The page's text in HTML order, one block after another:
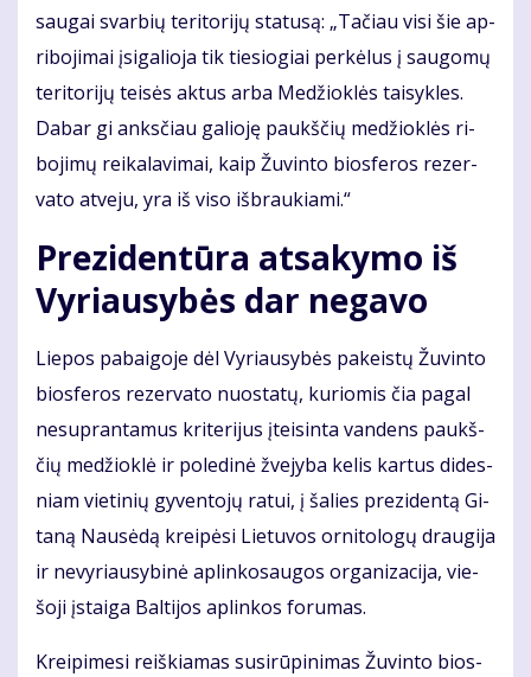
sau­gai svar­bių te­ri­to­ri­jų sta­tu­są: „Ta­čiau vi­si šie ap­
ri­bo­ji­mai įsi­ga­lio­ja tik tie­sio­giai per­kė­lus į sau­go­mų
te­ri­to­ri­jų tei­sės ak­tus ar­ba Me­džiok­lės tai­syk­les.
Da­bar gi anks­čiau ga­lio­ję paukš­čių me­džiok­lės ri­
bo­ji­mų rei­ka­la­vi­mai, kaip Žu­vin­to bios­fe­ros re­zer­
va­to at­ve­ju, yra iš vi­so iš­brau­kia­mi.“
Pre­zi­den­tū­ra at­sa­ky­mo iš
Vy­riau­sy­bės dar ne­ga­vo
Lie­pos pa­bai­go­je dėl Vy­riau­sy­bės pa­keis­tų Žu­vin­to
bios­fe­ros re­zer­va­to nuo­sta­tų, ku­rio­mis čia pa­gal
ne­su­pran­ta­mus kri­te­ri­jus įtei­sin­ta van­dens paukš­
čių me­džiok­lė ir po­le­di­nė žve­jy­ba ke­lis kar­tus di­des­
niam vie­ti­nių gy­ven­to­jų ra­tui, į ša­lies pre­zi­den­tą Gi­
ta­ną Nau­sė­dą krei­pė­si Lie­tu­vos or­ni­to­lo­gų drau­gi­ja
ir ne­vy­riau­sy­bi­nė ap­lin­ko­sau­gos or­ga­ni­za­ci­ja, vie­
šo­ji įstai­ga Bal­ti­jos ap­lin­kos fo­ru­mas.
Krei­pi­me­si reiš­kia­mas su­si­rū­pi­ni­mas Žu­vin­to bios­